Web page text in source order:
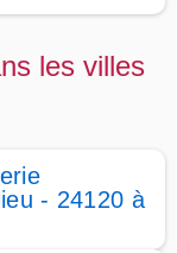
les villes
- 24120 à